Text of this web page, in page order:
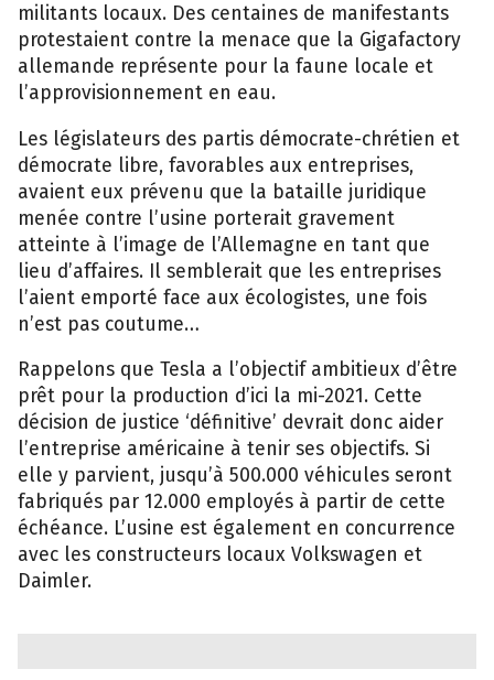
militants locaux. Des centaines de manifestants
protestaient contre la menace que la Gigafactory
allemande représente pour la faune locale et
l’approvisionnement en eau.
Les législateurs des partis démocrate-chrétien et
démocrate libre, favorables aux entreprises,
avaient eux prévenu que la bataille juridique
menée contre l’usine porterait gravement
atteinte à l’image de l’Allemagne en tant que
lieu d’affaires. Il semblerait que les entreprises
l’aient emporté face aux écologistes, une fois
n’est pas coutume…
Rappelons que Tesla a l’objectif ambitieux d’être
prêt pour la production d’ici la mi-2021. Cette
décision de justice ‘définitive’ devrait donc aider
l’entreprise américaine à tenir ses objectifs. Si
elle y parvient, jusqu’à 500.000 véhicules seront
fabriqués par 12.000 employés à partir de cette
échéance. L’usine est également en concurrence
avec les constructeurs locaux Volkswagen et
Daimler.